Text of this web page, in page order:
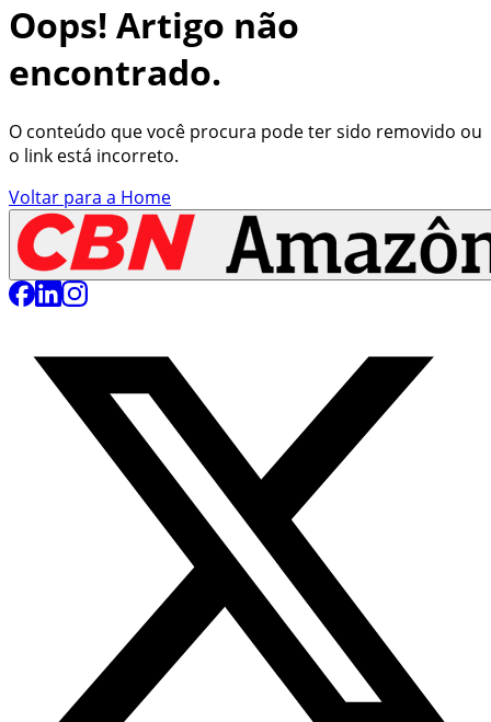
Oops! Artigo não
encontrado.
O conteúdo que você procura pode ter sido removido ou
o link está incorreto.
Voltar para a Home